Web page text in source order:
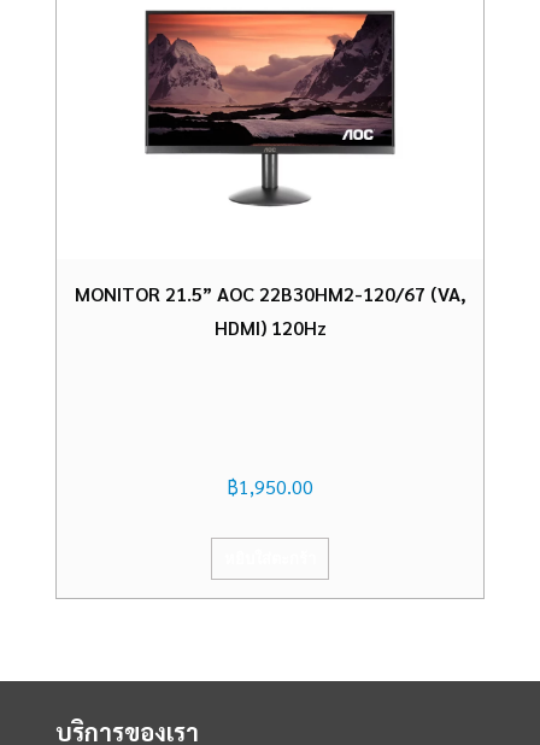
MONITOR 21.5” AOC 22B30HM2-120/67 (VA,
HDMI) 120Hz
฿1,950.00
บริการของเรา